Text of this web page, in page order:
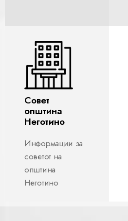
Совет
општина
Неготино
Информации за
советот на
општина
Неготино